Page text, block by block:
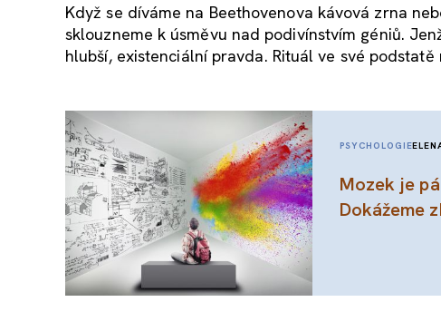
Když se díváme na Beethovenova kávová zrna
sklouzneme k úsměvu nad podivínstvím géniů.
hlubší, existenciální pravda. Rituál ve své
PSYCHOLOGIE
Mozek je
Dokážeme